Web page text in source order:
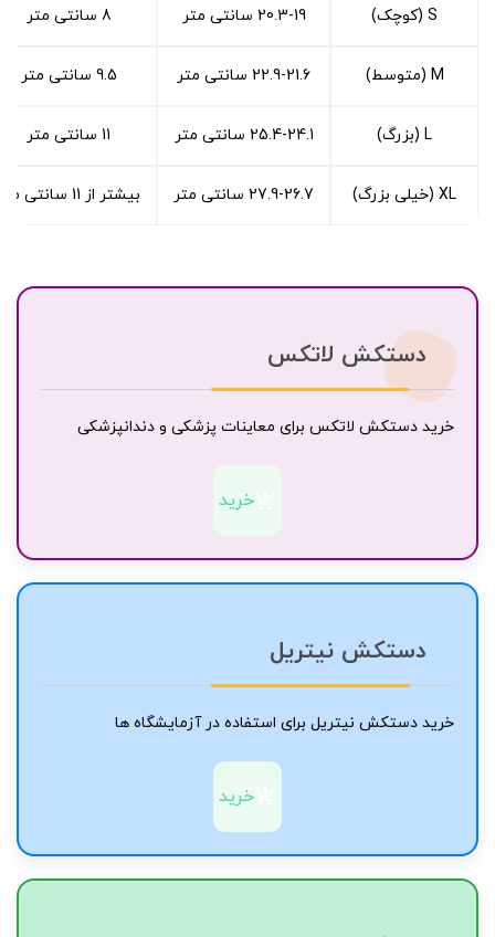
S (کوچک) 20.3-19 سانتی متر 8 سانتی متر
M (متوسط) 22.9-21.6 سانتی متر 9.5 سانتی متر
L (بزرگ) 25.4-24.1 سانتی متر 11 سانتی متر
XL (خیلی بزرگ) 27.9-26.7 سانتی متر بیشتر از 11 سانتی متر
دستکش لاتکس
خرید دستکش لاتکس برای معاینات پزشکی و دندانپزشکی
خرید
دستکش نیتریل
خرید دستکش نیتریل برای استفاده در آزمایشگاه ها
خرید